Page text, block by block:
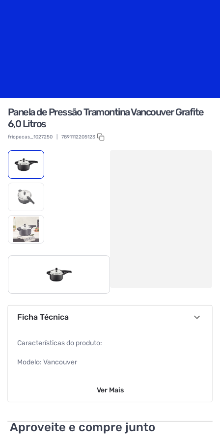
Panela de Pressão Tramontina Vancouver Grafite
6,0 Litros
friopecas_1027250 7891112205123
Ficha Técnica
Características do produto:
Modelo: Vancouver
Material: Aluminio
Ver Mais
Aproveite e compre junto